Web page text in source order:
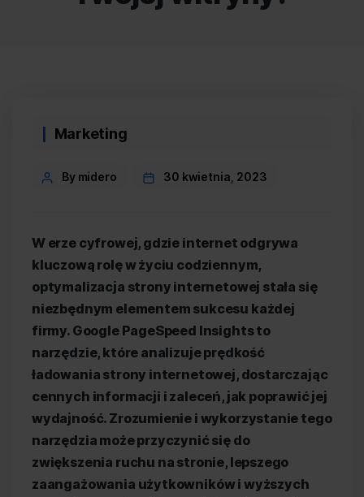
Categories
Marketing
PostBy midero 30 kwietnia, 2023
W erze cyfrowej, gdzie internet odgrywa
kluczową rolę w życiu codziennym,
optymalizacja strony internetowej stała się
niezbędnym elementem sukcesu każdej
firmy. Google PageSpeed Insights to
narzędzie, które analizuje prędkość
ładowania strony internetowej, dostarczając
cennych informacji i zaleceń, jak poprawić jej
wydajność. Zrozumienie i wykorzystanie tego
narzędzia może przyczynić się do
zwiększenia ruchu na stronie, lepszego
zaangażowania użytkowników i wyższych